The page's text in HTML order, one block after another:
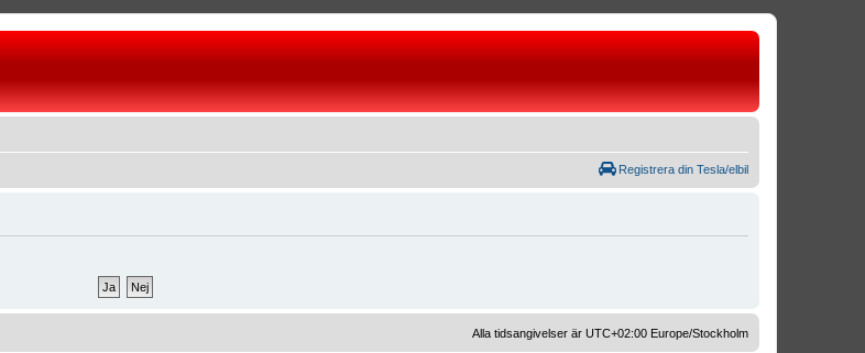
Registrera din Tesla/elbil
Alla tidsangivelser är UTC+02:00 Europe/Stockholm